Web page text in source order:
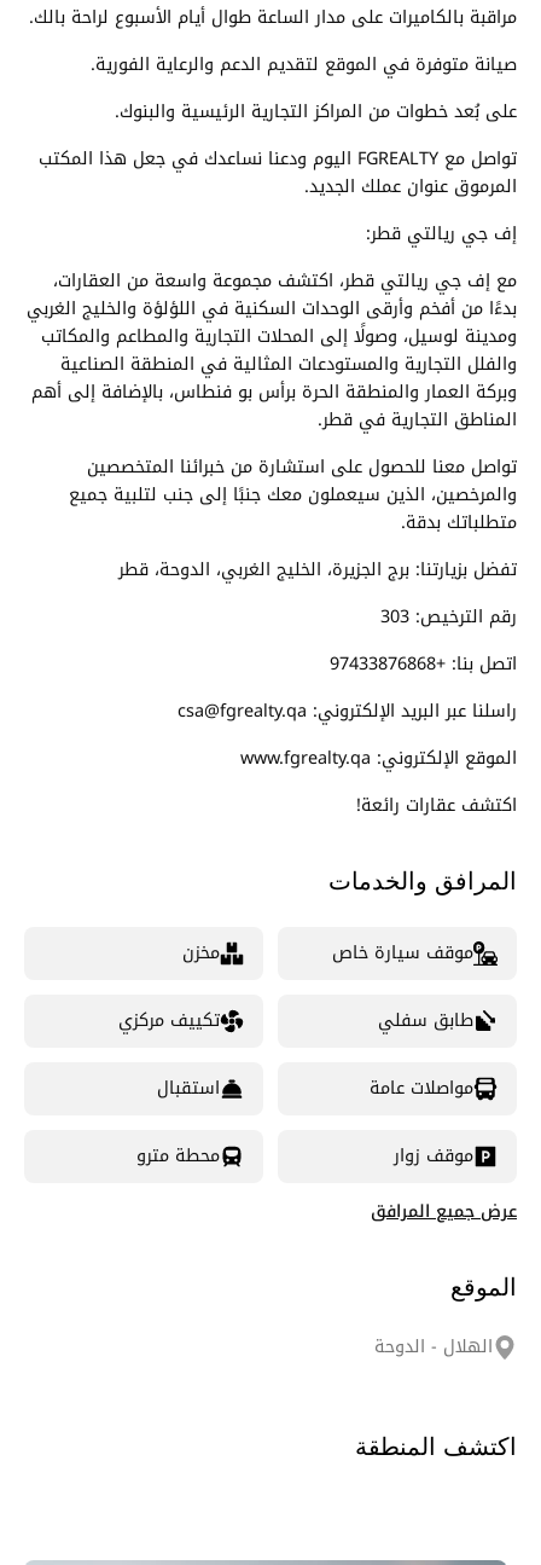
مراقبة بالكاميرات على مدار الساعة طوال أيام الأسبوع لراحة بالك.
صيانة متوفرة في الموقع لتقديم الدعم والرعاية الفورية.
على بُعد خطوات من المراكز التجارية الرئيسية والبنوك.
تواصل مع FGREALTY اليوم ودعنا نساعدك في جعل هذا المكتب
المرموق عنوان عملك الجديد.
إف جي ريالتي قطر:
مع إف جي ريالتي قطر، اكتشف مجموعة واسعة من العقارات،
بدءًا من أفخم وأرقى الوحدات السكنية في اللؤلؤة والخليج الغربي
ومدينة لوسيل، وصولًا إلى المحلات التجارية والمطاعم والمكاتب
والفلل التجارية والمستودعات المثالية في المنطقة الصناعية
وبركة العمار والمنطقة الحرة برأس بو فنطاس، بالإضافة إلى أهم
المناطق التجارية في قطر.
تواصل معنا للحصول على استشارة من خبرائنا المتخصصين
والمرخصين، الذين سيعملون معك جنبًا إلى جنب لتلبية جميع
متطلباتك بدقة.
تفضل بزيارتنا: برج الجزيرة، الخليج الغربي، الدوحة، قطر
رقم الترخيص: 303
اتصل بنا: +97433876868
راسلنا عبر البريد الإلكتروني: csa@fgrealty.qa
الموقع الإلكتروني: www.fgrealty.qa
اكتشف عقارات رائعة!
المرافق والخدمات
موقف سيارة خاص مخزن
طابق سفلي تكييف مركزي
مواصلات عامة استقبال
موقف زوار
محطة مترو
عرض جميع المرافق
الموقع
الهلال - الدوحة
اكتشف المنطقة